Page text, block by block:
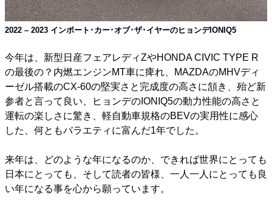
2022 – 2023 インポート･カー･オブ･ザ･イヤーのヒョンデIONIQ5
今年は、新型日産フェアレディZやHONDA CIVIC TYPE R
の最後の？内燃エンジンMT車に痺れ、MAZDAのMHVディ
ーゼル搭載のCX-60の堅実さと完成度の高さに頷き、殆ど新
参者と言って良い、ヒョンデのIONIQ5の動力性能の高さと
運転の楽しさに驚き、軽自動車規格のBEVの実用性に感心
した、何ともバラエティに富んだ1年でした。
来年は、どのような年になるのか、できれば世界にとっても
日本にとっても、そして読者の皆様、一人一人にとっても良
い年になる事を心から願っています。